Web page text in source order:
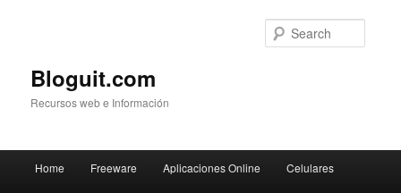
Bloguit.com
Recursos web e Información
Skip
Skip
Home Freeware Aplicaciones Online Celulares